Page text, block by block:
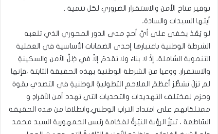
توفير مناخ الأمن والاستقرار الضروري لكل تنمية .
أيتها السيدات والسادة،
لو يَعُدْ يخفى على أيِّ أحدٍ مدى الدور المحوري الذي تلعبه
الشرطة الوطنية باعتبارها إحدى الضمانات الأساسية في العملية
التنموية الشاملة، إذْ لا بناءَ ولا تقدمَ إلاَّ في ظِلِّ الأمن والسكينةِ
والاستقرار. ووعيا من الشرطة الوطنية بهذه الحقيقة الثابتة ،فإنها
لم تزلْ تسَطِّرُ أعظمَ الملاحمِ البُطوليةِ الوطنيةِ في التصدي بقوة
وحزم لمختلف التهديدات والتحديات التي تهدد أمن الأفرادِ و
ممتلكاتهم على امتداد التراب الوطني.وانطلاقا من هذه الحقيقة
السّاطعة ، تبرُزُ الرؤية النيّرةُ لفخامة رئيس الجمهورية السيد محمد